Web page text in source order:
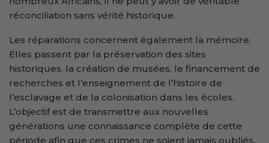
réconciliation sans vérité historique.
Les réparations concernent également la mémoire.
Elles passent par la préservation des sites
historiques, la création de musées, le financement de
recherches et l’enseignement de l’histoire de
l’esclavage et de la colonisation dans les écoles.
L’objectif est de transmettre aux nouvelles
générations une connaissance complète de cette
période afin que ces crimes ne soient jamais oubliés.